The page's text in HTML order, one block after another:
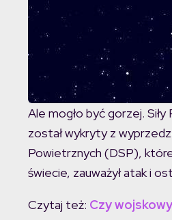
Ale mogło być gorzej.
został wykryty z
Powietrznych (DSP),
świecie, zauważył atak i
Czytaj też: Czy